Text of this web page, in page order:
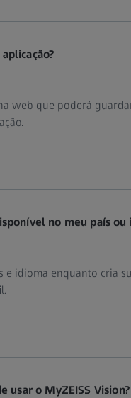
web que poderá
no meu país ou
e idioma enquanto cria
usar o MyZEISS Vision?